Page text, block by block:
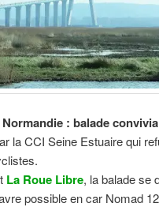
: balade
la CCI Seine Estuaire qui
La Roue Libre, la balade se
possible en car Nomad